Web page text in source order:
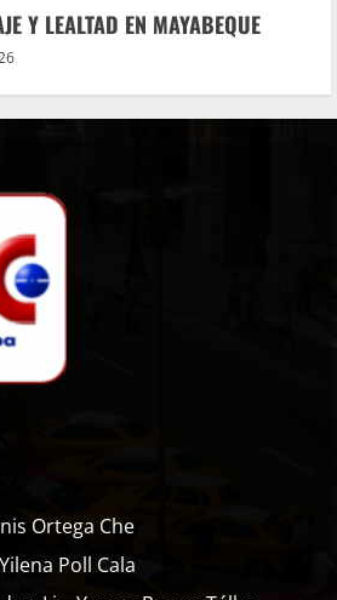
Y LEALTAD EN MAYABEQUE
Ortega Che
Poll Cala